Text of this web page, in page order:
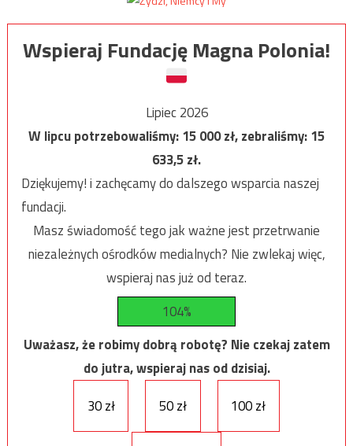
Wspieraj Fundację Magna Polonia!
Lipiec 2026
W lipcu potrzebowaliśmy:15 000zł, zebraliśmy:15
633,5zł.
Dziękujemy! i zachęcamy do dalszego wsparcia naszej
fundacji.
Masz świadomość tego jak ważne jest przetrwanie
niezależnych ośrodków medialnych? Nie zwlekaj więc,
wspieraj nas już od teraz.
104%
Uważasz, że robimy dobrą robotę? Nie czekaj zatem
do jutra, wspieraj nas od dzisiaj.
30 zł
50 zł 100 zł